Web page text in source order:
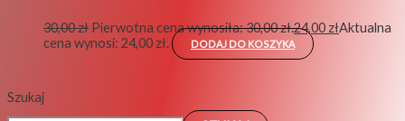
30,00zł Pierwotna cena wynosiła: 30,00 zł.24,00 złAktualna
cena wynosi: 24,00 zł.
DODAJ DO KOSZYKA
Szukaj